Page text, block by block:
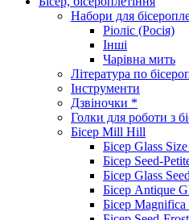
Набори для
Ріоліс (Росія)
Інші
Чарівна мить
Література по
Інструменти
Дзвіночки *
Голки для роботи з
Бісер Mill Hill
Бісер Glass
Бісер Seed-
Бісер Glass
Бісер Antique
Бісер Magnifica